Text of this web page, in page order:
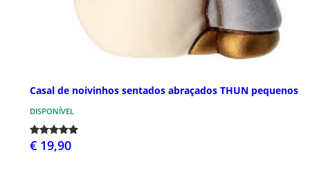
Casal de noivinhos sentados abraçados THUN pequenos
DISPONÍVEL
€ 19,90